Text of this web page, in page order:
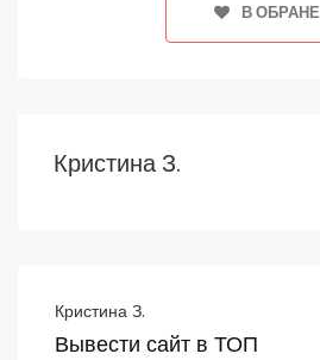
В ОБРАНЕ
Кристина З.
Кристина З.
Вывести сайт в ТОП